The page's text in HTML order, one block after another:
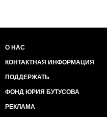
О НАС
КОНТАКТНАЯ ИНФОРМАЦИЯ
ПОДДЕРЖАТЬ
ФОНД ЮРИЯ БУТУСОВА
РЕКЛАМА